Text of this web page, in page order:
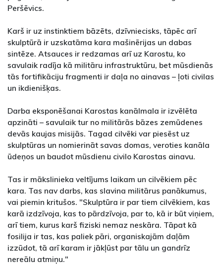
Peršēvics.
Karš ir uz instinktiem bāzēts, dzīvniecisks, tāpēc arī
skulptūrā ir uzskatāma kara mašinērijas un dabas
sintēze. Atsauces ir redzamas arī uz Karostu, ko
savulaik radīja kā militāru infrastruktūru, bet mūsdienās
tās fortifikāciju fragmenti ir daļa no ainavas – ļoti civilas
un ikdienišķas.
Darba eksponēšanai Karostas kanālmala ir izvēlēta
apzināti – savulaik tur no militārās bāzes zemūdenes
devās kaujas misijās. Tagad cilvēki var piesēst uz
skulptūras un nomierināt savas domas, veroties kanāla
ūdeņos un baudot mūsdienu civilo Karostas ainavu.
Tas ir mākslinieka veltījums laikam un cilvēkiem pēc
kara. Tas nav darbs, kas slavina militārus panākumus,
vai piemin kritušos. "Skulptūra ir par tiem cilvēkiem, kas
karā izdzīvoja, kas to pārdzīvoja, par to, kā ir būt viņiem,
arī tiem, kurus karš fiziski nemaz neskāra. Tāpat kā
fosilija ir tas, kas paliek pāri, organiskajām daļām
izzūdot, tā arī karam ir jākļūst par tālu un gandrīz
nereālu atmiņu."